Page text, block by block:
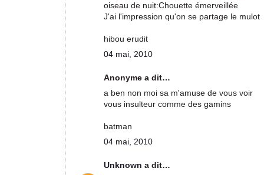
oiseau de nuit:Chouette émerveillée
J'ai l'impression qu'on se partage le mulot
hibou erudit
04 mai, 2010
Anonyme a dit…
a ben non moi sa m'amuse de vous voir
vous insulteur comme des gamins
batman
04 mai, 2010
Unknown a dit…